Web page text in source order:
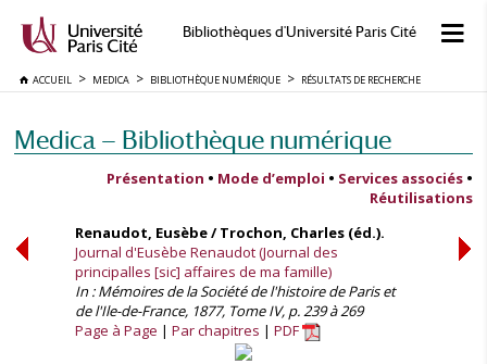
Bibliothèques d'Université Paris Cité
ACCUEIL MEDICA BIBLIOTHÈQUE NUMÉRIQUE RÉSULTATS DE RECHERCHE
Medica — Bibliothèque numérique
Présentation • Mode d’emploi • Services associés •
Réutilisations
Renaudot, Eusèbe / Trochon, Charles (éd.).
Journal d'Eusèbe Renaudot (Journal des
principalles [sic] affaires de ma famille)
In : Mémoires de la Société de l'histoire de Paris et
de l'Ile-de-France, 1877, Tome IV, p. 239 à 269
Page à Page
Par chapitres PDF